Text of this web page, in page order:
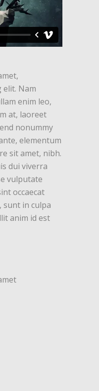
elit. Nam
enim leo,
at, laoreet
nonummy
elementum
sit amet, nibh.
dui viverra
vulputate
occaecat
in culpa
anim id est